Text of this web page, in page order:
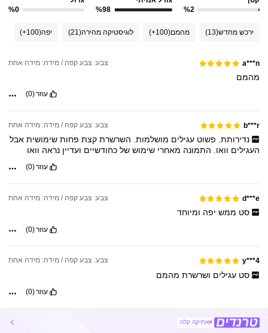
%2
%98
%0
ירכש מחדש(13) מהמם(100+) לוגיסטיקה מהירה(21) יפה(100+)
a***n צבע: צבע קפה / מידה: מידה אחת
מהמם
עוזר(0)
b***r צבע: צבע קפה / מידה: מידה אחת
נדירותת. פשוט עגילים מושלמות. השרשרת קצת פחות שימושית אבל
העגילים וואו. התמונה מאחרישימוששלכחודשיים ועדייןנראה וואו
עוזר(0)
d***e צבע: צבע קפה / מידה: מידה אחת
סט ממש יפה ומיוחד
עוזר(0)
y***4 צבע: צבע קפה / מידה: מידה אחת
סט עגילים ושרשרת מהמם
עוזר(0)
#אתיקה קלה